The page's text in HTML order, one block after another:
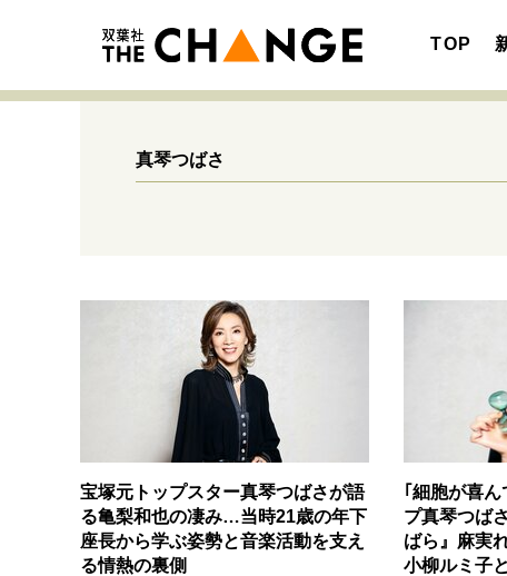
TOP
運
キャリア・働き方 セ
夢
経営・ビジネス リ
真琴つばさ
宝塚元トップスター真琴つばさが語
る亀梨和也の凄み…当時21歳の年下
座長から学ぶ姿勢と音楽活動を支え
る情熱の裏側
｢細胞が喜
プ真琴つば
ばら』麻実
小柳ルミ子